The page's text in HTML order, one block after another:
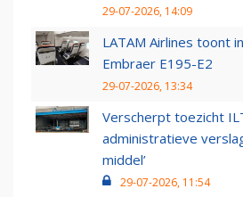
29-07-2026, 14:09
LATAM Airlines toont
Embraer E195-E2
29-07-2026, 13:34
Verscherpt toezicht
administratieve
middel’
29-07-2026, 11:54